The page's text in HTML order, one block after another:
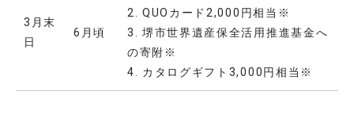
3月末
日
6月頃
2. QUOカード2,000円相当※
3. 堺市世界遺産保全活用推進基金へ
の寄附※
4. カタログギフト3,000円相当※